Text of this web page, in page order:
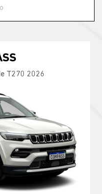
T270 2026